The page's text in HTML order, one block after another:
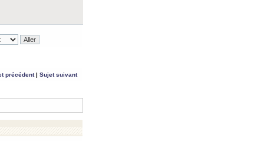
précédent| Sujet suivant